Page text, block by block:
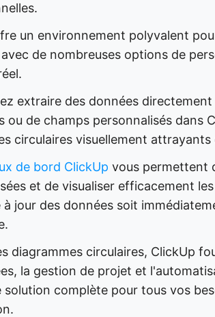
un environnement polyvalent
de nombreuses options de
extraire des données
ou de champs personnalisés dans
circulaires visuellement
de bord ClickUp vous permettent
et de visualiser efficacement
jour des données soit
diagrammes circulaires, ClickUp
la gestion de projet et
solution complète pour tous vos